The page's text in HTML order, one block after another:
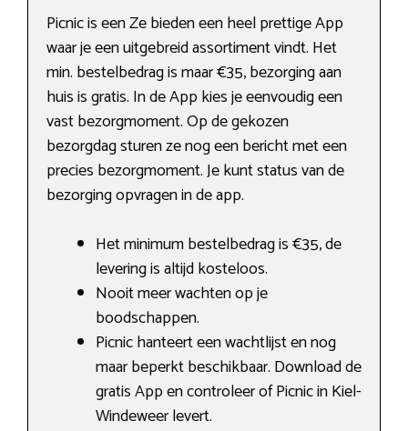
Picnic is een Ze bieden een heel prettige App
waar je een uitgebreid assortiment vindt. Het
min. bestelbedrag is maar €35, bezorging aan
huis is gratis. In de App kies je eenvoudig een
vast bezorgmoment. Op de gekozen
bezorgdag sturen ze nog een bericht met een
precies bezorgmoment. Je kunt status van de
bezorging opvragen in de app.
Het minimum bestelbedrag is €35, de
levering is altijd kosteloos.
Nooit meer wachten op je
boodschappen.
Picnic hanteert een wachtlijst en nog
maar beperkt beschikbaar. Download de
gratis App en controleer of Picnic in Kiel-
Windeweer levert.